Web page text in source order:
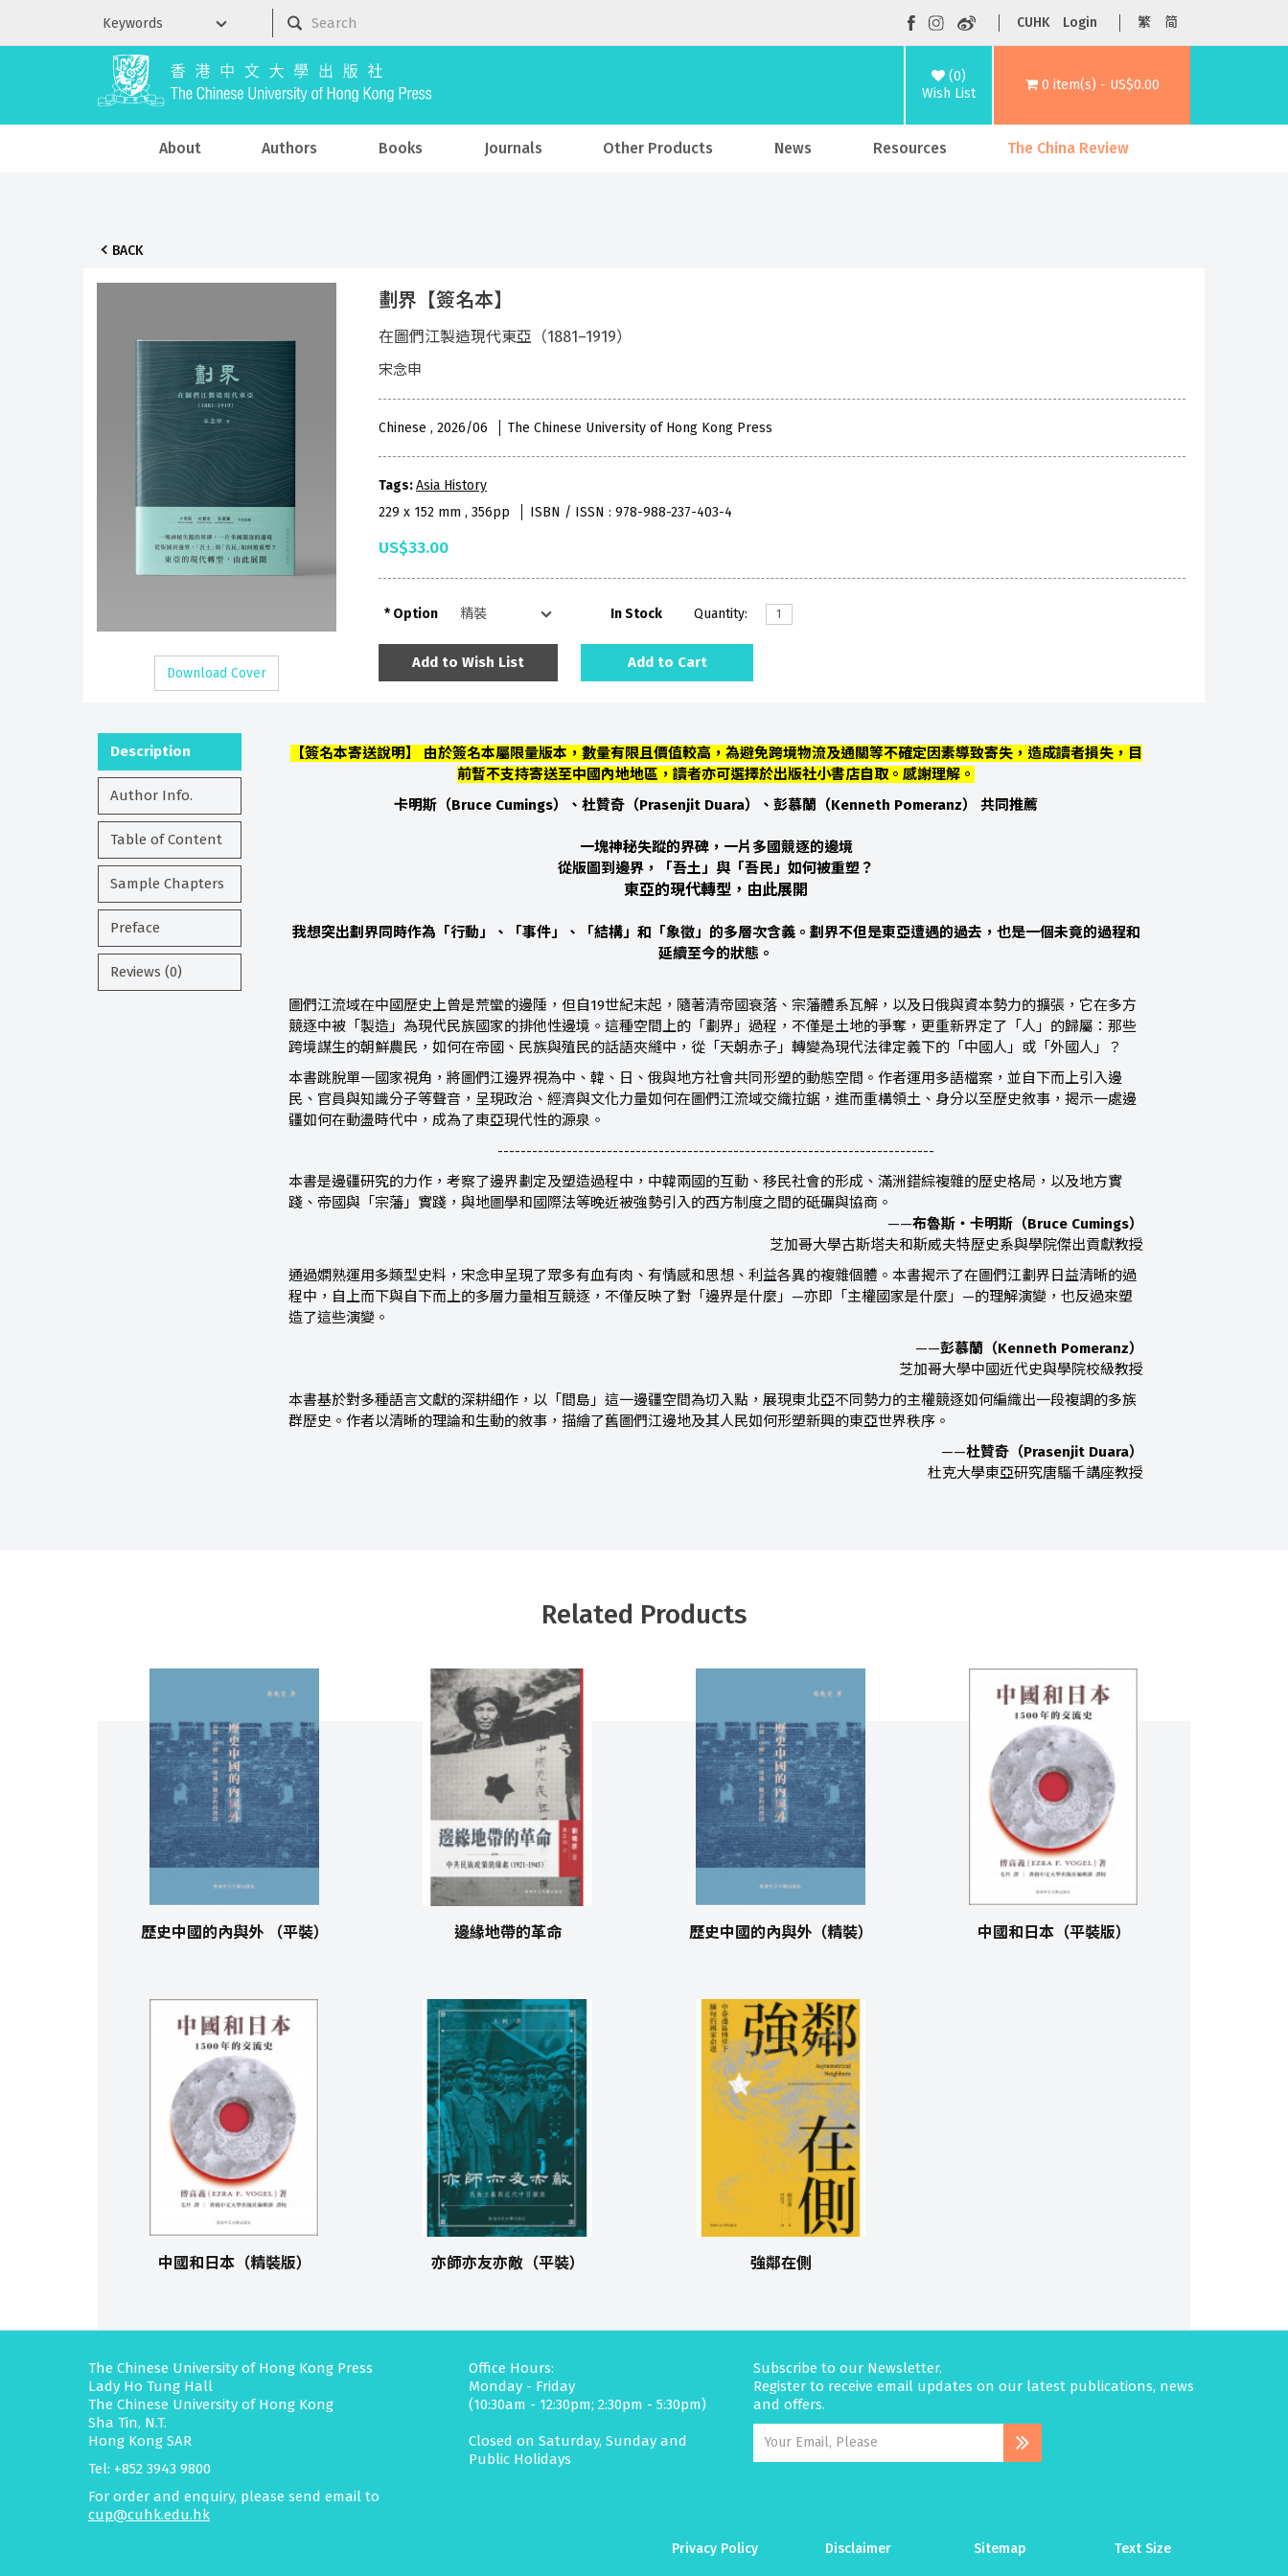
CUHK Login 繁 简
(0)
Wish List
0 item(s) - US$0.00
About Authors Books Journals Other Products News Resources The China Review
BACK
Download Cover
劃界【簽名本】
在圖們江製造現代東亞（1881–1919）
宋念申
Chinese , 2026/06 The Chinese University of Hong Kong Press
Tags:Asia History
229 x 152 mm , 356pp
ISBN / ISSN : 978-988-237-403-4
US$33.00
Option In Stock Quantity:
Add to Wish List Add to Cart
Description
Author Info.
Table of Content
Sample Chapters
Preface
Reviews (0)
【簽名本寄送說明】 由於簽名本屬限量版本，數量有限且價值較高，為避免跨境物流及通關等不確定因素導致寄失，造成讀者損失，目
前暫不支持寄送至中國內地地區，讀者亦可選擇於出版社小書店自取。感謝理解。
卡明斯（Bruce Cumings）、杜贊奇（Prasenjit Duara）、彭慕蘭（Kenneth Pomeranz） 共同推薦
一塊神秘失蹤的界碑，一片多國競逐的邊境
從版圖到邊界，「吾土」與「吾民」如何被重塑？
東亞的現代轉型，由此展開
我想突出劃界同時作為「行動」、「事件」、「結構」和「象徵」的多層次含義。劃界不但是東亞遭遇的過去，也是一個未竟的過程和
延續至今的狀態。
圖們江流域在中國歷史上曾是荒蠻的邊陲，但自19世紀末起，隨著清帝國衰落、宗藩體系瓦解，以及日俄與資本勢力的擴張，它在多方
競逐中被「製造」為現代民族國家的排他性邊境。這種空間上的「劃界」過程，不僅是土地的爭奪，更重新界定了「人」的歸屬：那些
跨境謀生的朝鮮農民，如何在帝國、民族與殖民的話語夾縫中，從「天朝赤子」轉變為現代法律定義下的「中國人」或「外國人」？
本書跳脫單一國家視角，將圖們江邊界視為中、韓、日、俄與地方社會共同形塑的動態空間。作者運用多語檔案，並自下而上引入邊
民、官員與知識分子等聲音，呈現政治、經濟與文化力量如何在圖們江流域交織拉鋸，進而重構領土、身分以至歷史敘事，揭示一處邊
疆如何在動盪時代中，成為了東亞現代性的源泉。
----------------------------------------------------------------------------
本書是邊疆研究的力作，考察了邊界劃定及塑造過程中，中韓兩國的互動、移民社會的形成、滿洲錯綜複雜的歷史格局，以及地方實
踐、帝國與「宗藩」實踐，與地圖學和國際法等晚近被強勢引入的西方制度之間的砥礪與協商。
——布魯斯・卡明斯（Bruce Cumings）
芝加哥大學古斯塔夫和斯威夫特歷史系與學院傑出貢獻教授
通過嫻熟運用多類型史料，宋念申呈現了眾多有血有肉、有情感和思想、利益各異的複雜個體。本書揭示了在圖們江劃界日益清晰的過
程中，自上而下與自下而上的多層力量相互競逐，不僅反映了對「邊界是什麼」—亦即「主權國家是什麼」—的理解演變，也反過來塑
造了這些演變。
——彭慕蘭（Kenneth Pomeranz）
芝加哥大學中國近代史與學院校級教授
本書基於對多種語言文獻的深耕細作，以「間島」這一邊疆空間為切入點，展現東北亞不同勢力的主權競逐如何編織出一段複調的多族
群歷史。作者以清晰的理論和生動的敘事，描繪了舊圖們江邊地及其人民如何形塑新興的東亞世界秩序。
——杜贊奇（Prasenjit Duara）
杜克大學東亞研究唐騮千講座教授
Related Products
歷史中國的內與外 （平裝） 邊緣地帶的革命 歷史中國的內與外（精裝） 中國和日本（平裝版）
中國和日本（精裝版） 亦師亦友亦敵（平裝） 強鄰在側
The Chinese University of Hong Kong Press
Lady Ho Tung Hall
The Chinese University of Hong Kong
Sha Tin, N.T.
Hong Kong SAR
Tel: +852 3943 9800
For order and enquiry, please send email to
cup@cuhk.edu.hk
Office Hours:
Monday - Friday
(10:30am - 12:30pm; 2:30pm - 5:30pm)
Closed on Saturday, Sunday and
Public Holidays
Subscribe to our Newsletter.
Register to receive email updates on our latest publications, news
and offers.
Privacy Policy Disclaimer Sitemap Text Size